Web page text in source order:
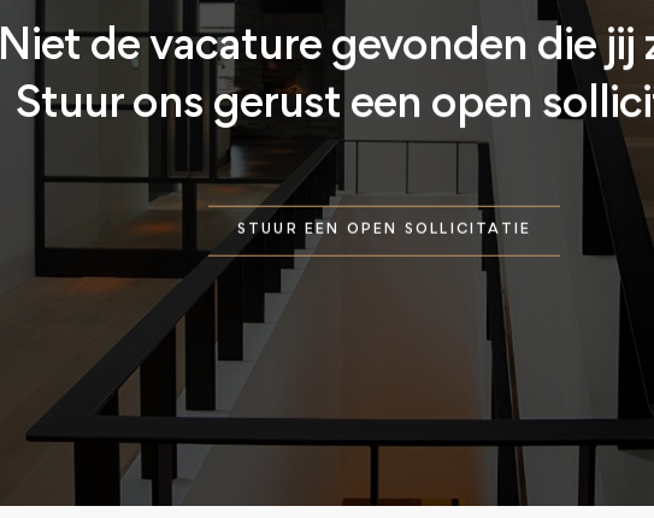
Niet de vacature gevonden die jij
Stuur ons gerust een open
STUUR EEN OPEN SOLLICITATIE